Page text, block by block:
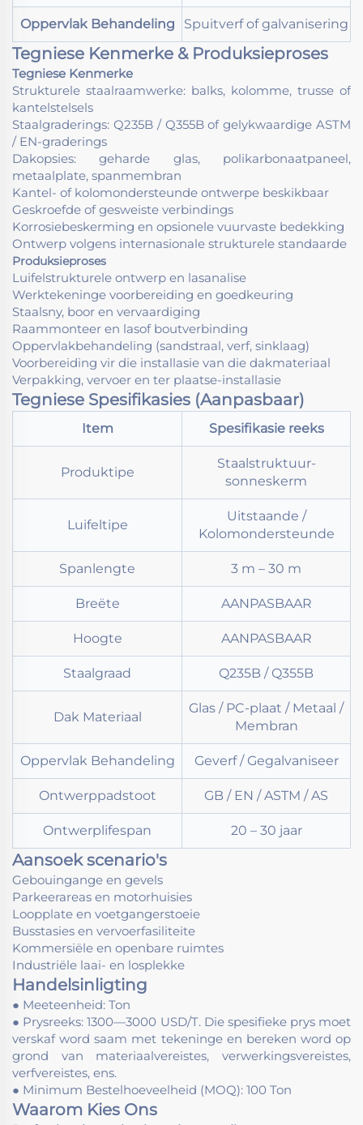
Oppervlak Behandeling Spuitverf of galvanisering
Tegniese Kenmerke & Produksieproses
Tegniese Kenmerke
Strukturele staalraamwerke: balks, kolomme, trusse of
kantelstelsels
Staalgraderings: Q235B / Q355B of gelykwaardige ASTM
/ EN-graderings
Dakopsies: geharde glas, polikarbonaatpaneel,
metaalplate, spanmembran
Kantel- of kolomondersteunde ontwerpe beskikbaar
Geskroefde of gesweiste verbindings
Korrosiebeskerming en opsionele vuurvaste bedekking
Ontwerp volgens internasionale strukturele standaarde
Produksieproses
Luifelstrukturele ontwerp en lasanalise
Werktekeninge voorbereiding en goedkeuring
Staalsny, boor en vervaardiging
Raammonteer en lasof boutverbinding
Oppervlakbehandeling (sandstraal, verf, sinklaag)
Voorbereiding vir die installasie van die dakmateriaal
Verpakking, vervoer en ter plaatse-installasie
Tegniese Spesifikasies (Aanpasbaar)
Item Spesifikasie reeks
Produktipe
Staalstruktuur-
sonneskerm
Luifeltipe
Uitstaande /
Kolomondersteunde
Spanlengte 3 m – 30 m
Breëte AANPASBAAR
Hoogte AANPASBAAR
Staalgraad Q235B / Q355B
Dak Materiaal
Glas / PC-plaat / Metaal /
Membran
Oppervlak Behandeling Geverf / Gegalvaniseer
Ontwerppadstoot GB / EN / ASTM / AS
Ontwerplifespan 20 – 30 jaar
Aansoek scenario's
Gebouingange en gevels
Parkeerareas en motorhuisies
Loopplate en voetgangerstoeie
Busstasies en vervoerfasiliteite
Kommersiële en openbare ruimtes
Industriële laai- en losplekke
Handelsinligting
● Meeteenheid: Ton
● Prysreeks: 1300—3000 USD/T. Die spesifieke prys moet
verskaf word saam met tekeninge en bereken word op
grond van materiaalvereistes, verwerkingsvereistes,
verfvereistes, ens.
● Minimum Bestelhoeveelheid (MOQ): 100 Ton
Waarom Kies Ons